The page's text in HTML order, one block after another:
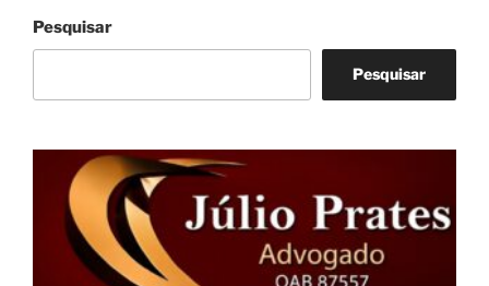
Pesquisar
Pesquisar